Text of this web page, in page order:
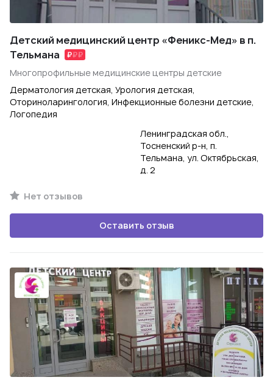
Детский медицинский центр «Феникс-Мед» в п.
Тельмана
Многопрофильные медицинские центры детские
Дерматология детская, Урология детская,
Оториноларингология, Инфекционные болезни детские,
Логопедия
Ленинградская обл.,
Тосненский р-н, п.
Тельмана, ул. Октябрьская,
д. 2
Нет отзывов
Оставить отзыв